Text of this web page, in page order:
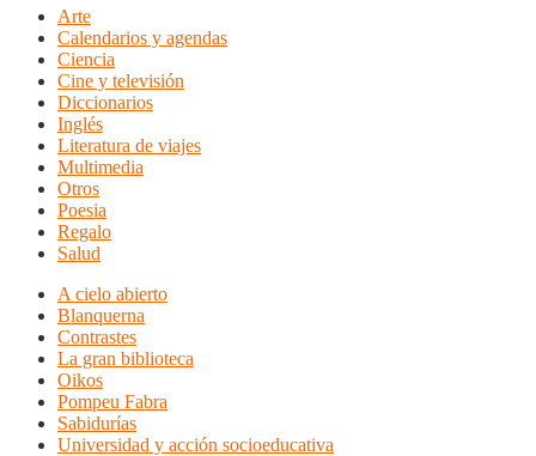
Arte
Calendarios y agendas
Ciencia
Cine y televisión
Diccionarios
Inglés
Literatura de viajes
Multimedia
Otros
Poesia
Regalo
Salud
A cielo abierto
Blanquerna
Contrastes
La gran biblioteca
Oikos
Pompeu Fabra
Sabidurías
Universidad y acción socioeducativa